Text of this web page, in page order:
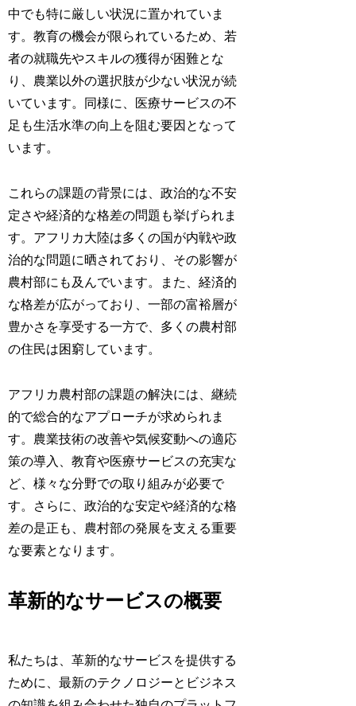
中でも特に厳しい状況に置かれていま
す。教育の機会が限られているため、若
者の就職先やスキルの獲得が困難とな
り、農業以外の選択肢が少ない状況が続
いています。同様に、医療サービスの不
足も生活水準の向上を阻む要因となって
います。
これらの課題の背景には、政治的な不安
定さや経済的な格差の問題も挙げられま
す。アフリカ大陸は多くの国が内戦や政
治的な問題に晒されており、その影響が
農村部にも及んでいます。また、経済的
な格差が広がっており、一部の富裕層が
豊かさを享受する一方で、多くの農村部
の住民は困窮しています。
アフリカ農村部の課題の解決には、継続
的で総合的なアプローチが求められま
す。農業技術の改善や気候変動への適応
策の導入、教育や医療サービスの充実な
ど、様々な分野での取り組みが必要で
す。さらに、政治的な安定や経済的な格
差の是正も、農村部の発展を支える重要
な要素となります。
革新的なサービスの概要
私たちは、革新的なサービスを提供する
ために、最新のテクノロジーとビジネス